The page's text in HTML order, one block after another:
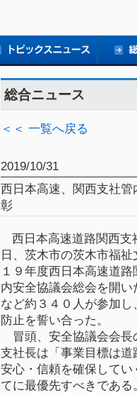
総合ニュース
＜＜ 一覧へ戻る
2019/10/31
西日本高速、関西支社
彰
西日本高速道路関西支
日、茨木市の茨木市福
１９ 年度西日本高速道路
内安全協議会総会を開い
など約３４０人が参加し
防止を誓い合った。
冒頭、安全協議会会長
支社長は「事業目標は道
安心・信頼を確保して
てに最優先すべきであ